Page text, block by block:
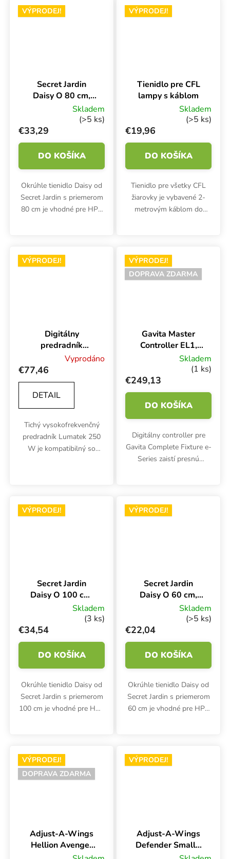
približne 90 %.
VÝPRODEJ!
Secret Jardin
Daisy O 80 cm,
tienidlo pre CMH
Skladem
(>5 ks)
€33,29
DO KOŠÍKA
Okrúhle tienidlo Daisy od
Secret Jardin s priemerom
80 cm je vhodné pre HPS
VÝPRODEJ!
Tienidlo pre CFL
lampy s káblom
Skladem
(>5 ks)
€19,96
DO KOŠÍKA
Tienidlo pre všetky CFL
žiarovky je vybavené 2-
metrovým káblom do
Rozmery 47x34x14,7 cm.
VÝPRODEJ!
Digitálny
predradník
Lumatek 250W
Vyprodáno
€77,46
DETAIL
Tichý vysokofrekvenčný
predradník Lumatek 250
W je kompatibilný so
Bezchybná a dlhotrvajúca...
VÝPRODEJ!
DOPRAVA ZDARMA
Gavita Master
Controller EL1,
regulátorSkladem
(1 ks)
€249,13
DO KOŠÍKA
Digitálny controller pre
Gavita Complete Fixture e-
Series zaistí presnú
Jeden výstup pre riadenie...
VÝPRODEJ!
Secret Jardin
Daisy O 100 cm,
tienidlo pre HPS a
Skladem
(3 ks)
€34,54
DO KOŠÍKA
Okrúhle tienidlo Daisy od
Secret Jardin s priemerom
100 cm je vhodné pre HPS
tienidla je 40 cm.
VÝPRODEJ!
Secret Jardin
Daisy O 60 cm,
tienidlo pre HPS a
Skladem
(>5 ks)
€22,04
DO KOŠÍKA
Okrúhle tienidlo Daisy od
Secret Jardin s priemerom
60 cm je vhodné pre HPS
tienidla je 35 cm.
VÝPRODEJ!
DOPRAVA ZDARMA
Adjust-A-Wings
Hellion Avenger
Large DE, veľké
VÝPRODEJ!
Adjust-A-Wings
Defender Small -
iba krídla